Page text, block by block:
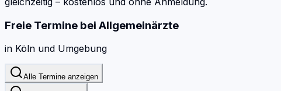
Freie Termine bei Allgemeinärzte
in Köln und Umgebung
Alle Termine anzeigen